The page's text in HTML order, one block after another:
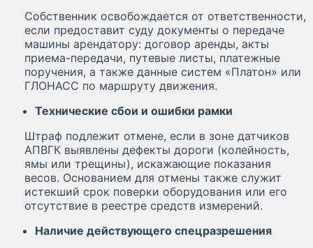
Собственник освобождается от ответственности,
если предоставит суду документы о передаче
машины арендатору: договор аренды, акты
приема-передачи, путевые листы, платежные
поручения, а также данные систем «Платон» или
ГЛОНАСС по маршруту движения.
Технические сбои и ошибки рамки
Штраф подлежит отмене, если в зоне датчиков
АПВГК выявлены дефекты дороги (колейность,
ямы или трещины), искажающие показания
весов. Основанием для отмены также служит
истекший срок поверки оборудования или его
отсутствие в реестре средств измерений.
Наличие действующего спецразрешения